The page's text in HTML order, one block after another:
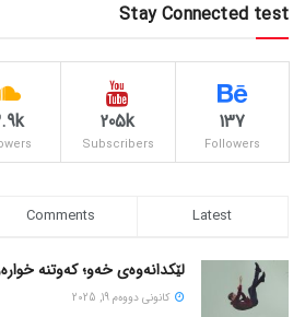
Stay Connected test
137
Followers
205k
Subscribers
Comments Latest
لێکدانەوەی خەو؛ کەوتنە
كانونی دووه‌م 19, 2025